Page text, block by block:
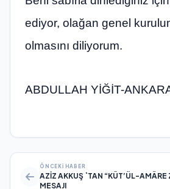
ediyor, olağan genel
olmasını diliyorum.
ABDULLAH YİĞİT-
ÖNCEKI HABER
AZİZ AKKUŞ `TAN “KÛT’ÜL-AMÂRE
MESAJI